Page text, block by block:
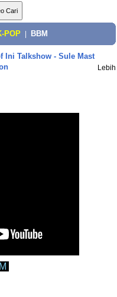
POP BBM
Ini Talkshow - Sule Mast
Lebih